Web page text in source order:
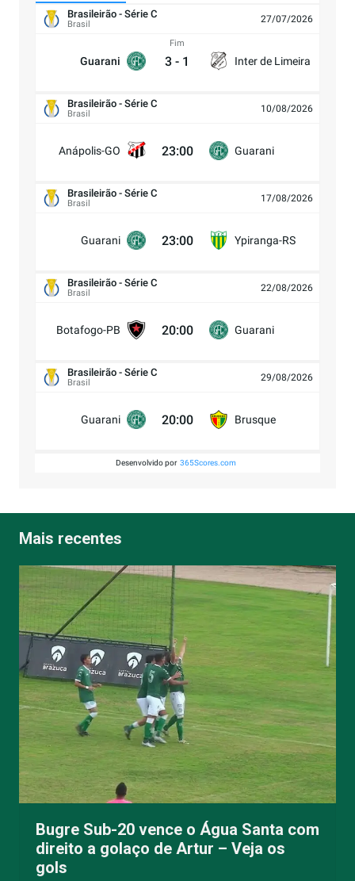
Brasileirão - Série C
Brasil 27/07/2026
Guarani
Fim
3 - 1 Inter de Limeira
Brasileirão - Série C
Brasil 10/08/2026
Anápolis-GO 23:00 Guarani
Brasileirão - Série C
Brasil 17/08/2026
Guarani 23:00 Ypiranga-RS
Brasileirão - Série C
Brasil 22/08/2026
Botafogo-PB 20:00 Guarani
Brasileirão - Série C
Brasil 29/08/2026
Guarani 20:00 Brusque
Desenvolvido por 365Scores.com
Mais recentes
Bugre Sub-20 vence o Água Santa com
direito a golaço de Artur – Veja os
gols